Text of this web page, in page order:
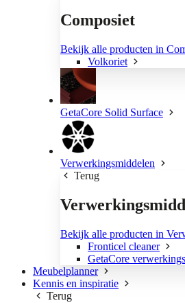
Composiet
Bekijk alle producten in
Volkoriet
GetaCore Solid Surface
Verwerkingsmiddelen
Terug
Bekijk alle producten in
Fronticel cleaner
GetaCore
Meubelplanner
Kennis en inspiratie
Terug